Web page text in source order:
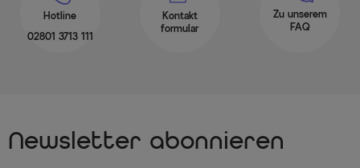
Hotline
02801 3713 111
Kontakt
formular
Zu unserem
FAQ
Newsletter abonnieren